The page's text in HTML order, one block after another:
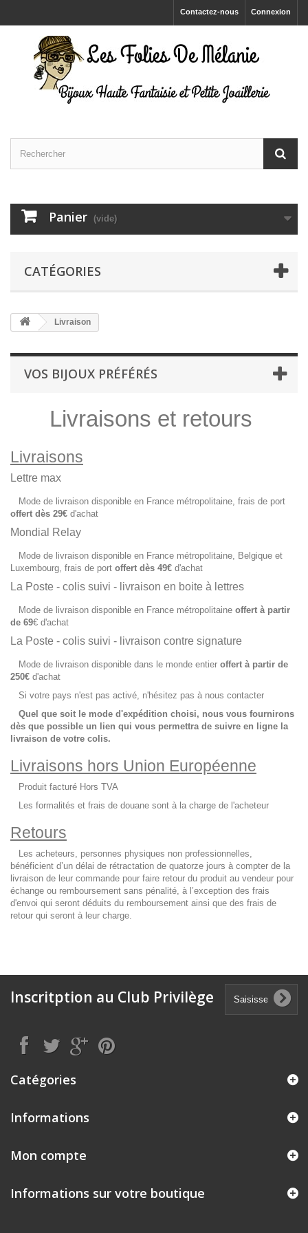
Connexion
Contactez-nous
Panier (vide)
CATÉGORIES
Livraison
VOS BIJOUX PRÉFÉRÉS
Livraisons et retours
Livraisons
Lettre max
Mode de livraison disponible en France métropolitaine, frais de port
offert dès 29€ d'achat
Mondial Relay
Mode de livraison disponible en France métropolitaine, Belgique et
Luxembourg, frais de port offert dès 49€ d'achat
La Poste - colis suivi - livraison en boite à lettres
Mode de livraison disponible en France métropolitaine offert à partir
de 69€ d'achat
La Poste - colis suivi - livraison contre signature
Mode de livraison disponible dans le monde entier offert à partir de
250€ d'achat
Si votre pays n'est pas activé, n'hésitez pas à nous contacter
Quel que soit le mode d'expédition choisi, nous vous fournirons
dès que possible un lien qui vous permettra de suivre en ligne la
livraison de votre colis.
Livraisons hors Union Européenne
Produit facturé Hors TVA
Les formalités et frais de douane sont à la charge de l'acheteur
Retours
Les acheteurs, personnes physiques non professionnelles,
bénéficient d’un délai de rétractation de quatorze jours à compter de la
livraison de leur commande pour faire retour du produit au vendeur pour
échange ou remboursement sans pénalité, à l’exception des frais
d'envoi qui seront déduits du remboursement ainsi que des frais de
retour qui seront à leur charge.
Inscritption au Club Privilège
Catégories
Informations
Mon compte
Informations sur votre boutique